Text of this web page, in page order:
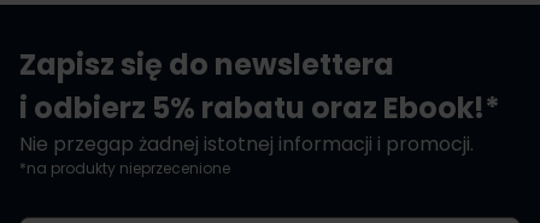
Zapisz się do newslettera
i odbierz 5% rabatu oraz Ebook!*
Nie przegap żadnej istotnej informacji i promocji.
*na produkty nieprzecenione